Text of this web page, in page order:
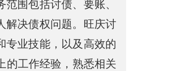
围包括讨债、要账、
解决债权问题。旺庆讨
专业技能，以及高效的
的工作经验，熟悉相关